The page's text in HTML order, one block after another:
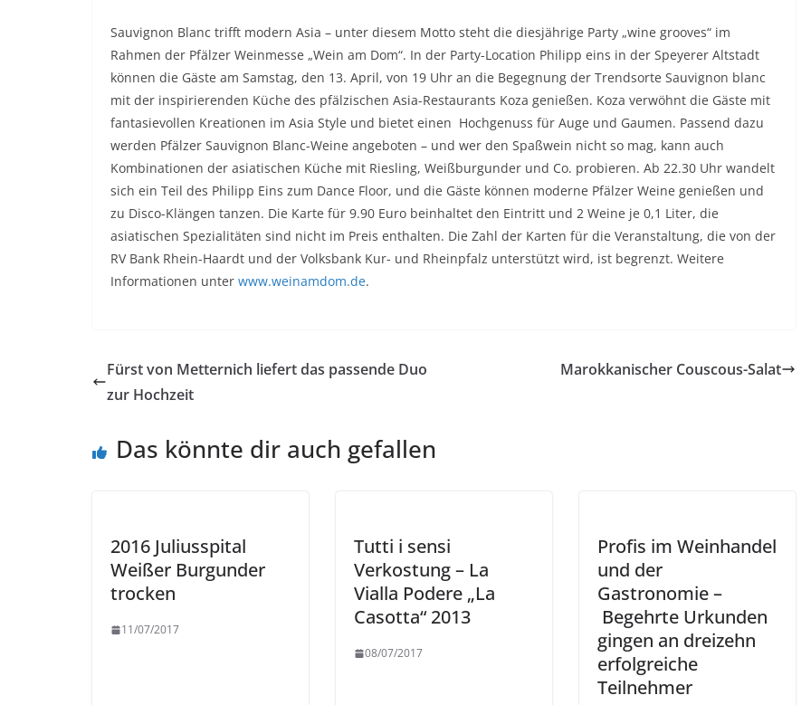
Sauvignon Blanc trifft modern Asia – unter diesem Motto steht die diesjährige Party „wine grooves“ im
Rahmen der Pfälzer Weinmesse „Wein am Dom“. In der Party-Location Philipp eins in der Speyerer Altstadt
können die Gäste am Samstag, den 13. April, von 19 Uhr an die Begegnung der Trendsorte Sauvignon blanc
mit der inspirierenden Küche des pfälzischen Asia-Restaurants Koza genießen. Koza verwöhnt die Gäste mit
fantasievollen Kreationen im Asia Style und bietet einen Hochgenuss für Auge und Gaumen. Passend dazu
werden Pfälzer Sauvignon Blanc-Weine angeboten – und wer den Spaßwein nicht so mag, kann auch
Kombinationen der asiatischen Küche mit Riesling, Weißburgunder und Co. probieren. Ab 22.30 Uhr wandelt
sich ein Teil des Philipp Eins zum Dance Floor, und die Gäste können moderne Pfälzer Weine genießen und
zu Disco-Klängen tanzen. Die Karte für 9.90 Euro beinhaltet den Eintritt und 2 Weine je 0,1 Liter, die
asiatischen Spezialitäten sind nicht im Preis enthalten. Die Zahl der Karten für die Veranstaltung, die von der
RV Bank Rhein-Haardt und der Volksbank Kur- und Rheinpfalz unterstützt wird, ist begrenzt. Weitere
Informationen unter www.weinamdom.de.
Fürst von Metternich liefert das passende Duo
zur Hochzeit
Marokkanischer Couscous-Salat
Das könnte dir auch gefallen
2016 Juliusspital
Weißer Burgunder
trocken
11/07/2017
Tutti i sensi
Verkostung – La
Vialla Podere „La
Casotta“ 2013
08/07/2017
Profis im Weinhandel
und der
Gastronomie –
Begehrte Urkunden
gingen an dreizehn
erfolgreiche
Teilnehmer